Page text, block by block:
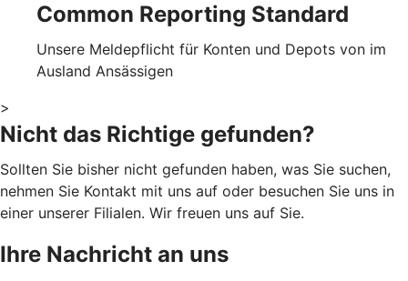
Common Reporting Standard
Unsere Meldepflicht für Konten und Depots von im
Ausland Ansässigen
>
Nicht das Richtige gefunden?
Sollten Sie bisher nicht gefunden haben, was Sie suchen,
nehmen Sie Kontakt mit uns auf oder besuchen Sie uns in
einer unserer Filialen. Wir freuen uns auf Sie.
Ihre Nachricht an uns